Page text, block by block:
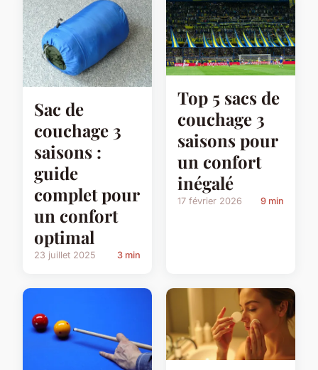
Sac de
couchage 3
saisons :
guide
complet pour
un confort
optimal
23 juillet 2025 3 min
Top 5 sacs de
couchage 3
saisons pour
un confort
inégalé
17 février 2026 9 min